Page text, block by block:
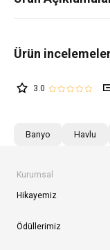
3.0
Banyo Havlu
Kurumsal
Hikayemiz
Ödüllerimiz